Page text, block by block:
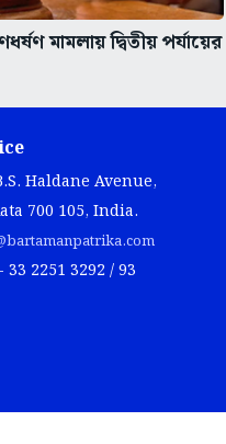
মামলায় দ্বিতীয় পর্যায়ের
Haldane Avenue,
700 105, India.
33 2251 3292 / 93